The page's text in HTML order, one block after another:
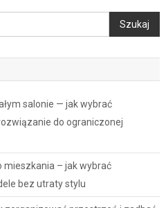
Szukaj
salonie — jak wybrać
do ograniczonej
mieszkania – jak wybrać
bez utraty stylu